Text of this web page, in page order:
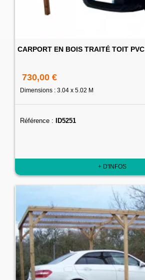
CARPORT EN BOIS TRAITÉ TOIT PVC
730,00 €
Dimensions : 3.04 x 5.02 M
Référence : ID5251
+ D'INFOS